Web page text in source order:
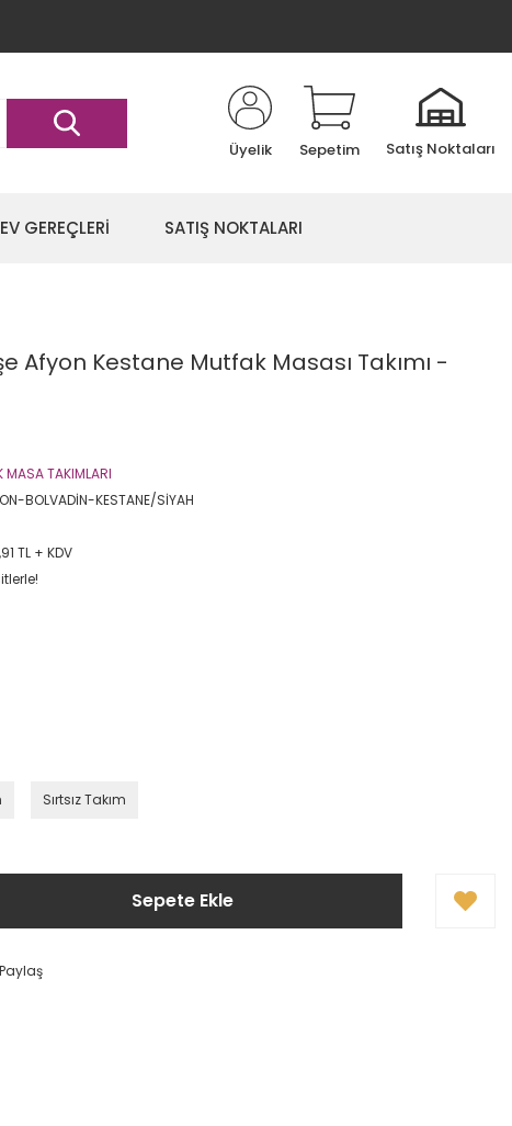
Üyelik Sepetim Satış Noktaları
EV GEREÇLERİ SATIŞ NOKTALARI
Afyon Kestane Mutfak Masası Takımı -
MASA TAKIMLARI
BOLVADİN-KESTANE/SİYAH
TL + KDV
Sırtsız Takım
Sepete Ekle
Paylaş